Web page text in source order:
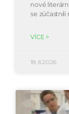
nové
se zúčastnili
VÍCE >
18.6.2026